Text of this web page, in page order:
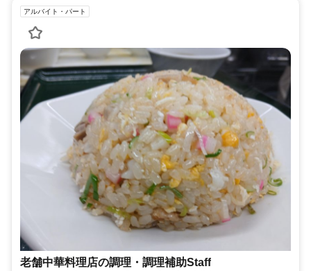
アルバイト・パート
老舗中華料理店の調理・調理補助Staff